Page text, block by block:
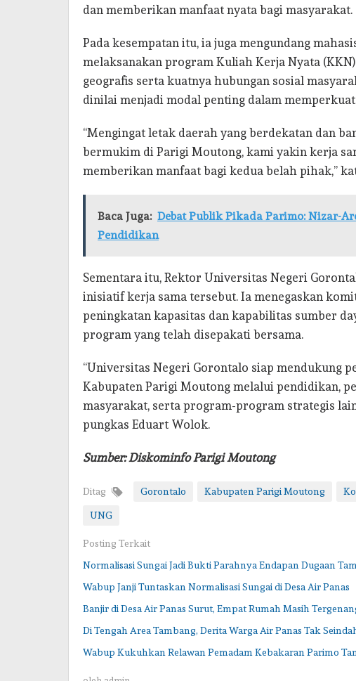
dan memberikan manfaat nyata bagi masyarakat.
Pada kesempatan itu, ia juga mengundang
melaksanakan program Kuliah Kerja Nyata
geografis serta kuatnya hubungan sosial
dinilai menjadi modal penting dalam
“Mengingat letak daerah yang berdekatan dan
bermukim di Parigi Moutong, kami yakin kerja
memberikan manfaat bagi kedua belah pihak,”
Baca Juga: Debat Publik Pikada Parimo: Nizar-
Pendidikan
Sementara itu, Rektor Universitas Negeri
inisiatif kerja sama tersebut. Ia menegaskan
peningkatan kapasitas dan kapabilitas sumber
program yang telah disepakati bersama.
“Universitas Negeri Gorontalo siap mendukung
Kabupaten Parigi Moutong melalui pendidikan,
masyarakat, serta program-program strategis
pungkas Eduart Wolok.
Sumber: Diskominfo Parigi Moutong
Ditag Gorontalo Kabupaten Parigi Moutong
UNG
Posting Terkait
Normalisasi Sungai Jadi Bukti Parahnya Endapan Dugaan
Wabup Janji Tuntaskan Normalisasi Sungai di Desa Air Panas
Banjir di Desa Air Panas Surut, Empat Rumah Masih
Di Tengah Area Tambang, Derita Warga Air Panas Tak
Wabup Kukuhkan Relawan Pemadam Kebakaran Parimo